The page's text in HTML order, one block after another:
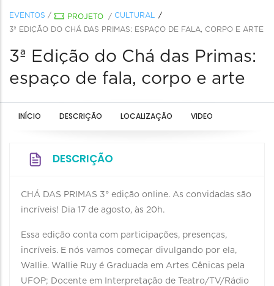
EVENTOS / PROJETO / CULTURAL
3ª EDIÇÃO DO CHÁ DAS PRIMAS: ESPAÇO DE FALA, CORPO E ARTE
3ª Edição do Chá das Primas:
espaço de fala, corpo e arte
INÍCIO DESCRIÇÃO LOCALIZAÇÃO VIDEO
DESCRIÇÃO
CHÁ DAS PRIMAS 3° edição online. As convidadas são
incríveis! Dia 17 de agosto, às 20h.
Essa edição conta com participações, presenças,
incríveis. E nós vamos começar divulgando por ela,
Wallie. Wallie Ruy é Graduada em Artes Cênicas pela
UFOP; Docente em Interpretação de Teatro/TV/Rádio